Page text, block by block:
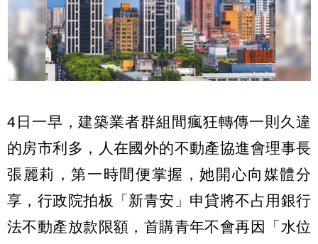
4日一早，建築業者群組間瘋狂轉傳一則久違
的房市利多，人在國外的不動產協進會理事長
張麗莉，第一時間便掌握，她開心向媒體分
享，行政院拍板「新青安」申貸將不占用銀行
法不動產放款限額，首購青年不會再因「水位